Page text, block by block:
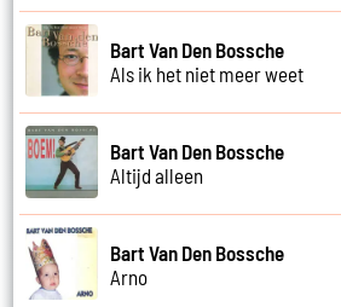
Bart Van Den Bossche
Als ik het niet meer weet
Bart Van Den Bossche
Altijd alleen
Bart Van Den Bossche
Arno